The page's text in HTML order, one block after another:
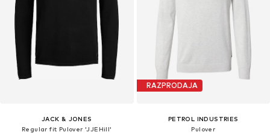
JACK & JONES
Regular fit Pulover 'JJEHill'
RAZPRODAJA
PETROL INDUSTRIES
Pulover